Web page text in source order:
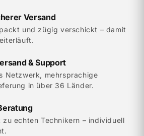
Versand
und zügig verschickt – damit
& Support
Netzwerk, mehrsprachige
in über 36 Länder.
zu echten Technikern – individuell